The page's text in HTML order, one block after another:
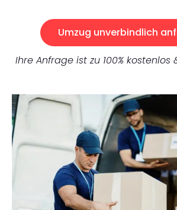
Umzug unverbindlich
Ihre Anfrage ist zu 100%